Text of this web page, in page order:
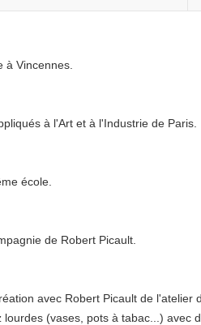
à Vincennes.
à l'Art et à l'Industrie de Paris.
école.
de Robert Picault.
avec Robert Picault de
lourdes (vases, pots à tabac...)